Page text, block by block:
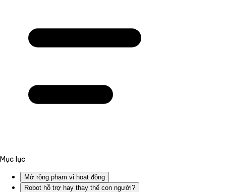
Mục lục
Mở rộng phạm vi hoạt động
Robot hỗ trợ hay thay thế con người?